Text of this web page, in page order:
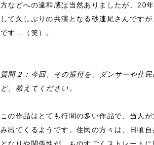
方などへの違和感は当然ありましたが、20
して久しぶりの共演となる砂連尾さんです
です…（笑）。
質問２：今回、その振付を、ダンサーや住
ど、教えてください。
この作品はとても行間の多い作品で、当人
み出てくるようです。住民の方々は、日頃